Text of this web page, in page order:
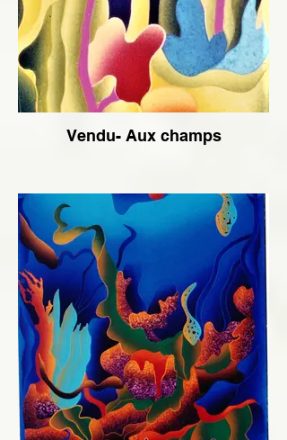
Vendu- Aux champs